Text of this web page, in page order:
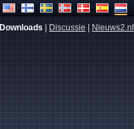
Downloads Discussie Nieuws2.nl